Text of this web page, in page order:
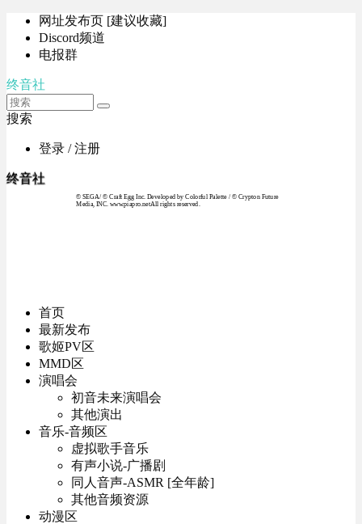
网址发布页 [建议收藏]
Discord频道
电报群
终音社
搜索
登录 / 注册
终音社
© SEGA / © Craft Egg Inc. Developed by Colorful Palette / © Crypton Future
Media, INC. www.piapro.netAll rights reserved.
首页
最新发布
歌姬PV区
MMD区
演唱会
初音未来演唱会
其他演出
音乐-音频区
虚拟歌手音乐
有声小说-广播剧
同人音声-ASMR [全年龄]
其他音频资源
动漫区